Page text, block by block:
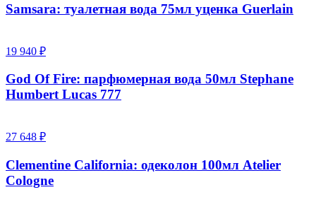
Samsara: туалетная вода 75мл уценка Guerlain
19 940 ₽
God Of Fire: парфюмерная вода 50мл Stephane
Humbert Lucas 777
27 648 ₽
Clementine California: одеколон 100мл Atelier
Cologne